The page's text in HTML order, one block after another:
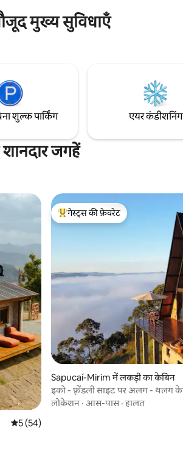
मुख्य सुविधाएँ
शुल्क पार्किंग एयर कंडीशनिंग
जगहें
औसत रेटिंग 5 में से 5, 54 समीक्षाएँ
5 (54)
गेस्ट्स का टॉप फ़ेवरेट
गेस्ट्स की फ़ेवरेट
Sapucaí-Mirim में लकड़ी का केबिन
इको - फ़्रेंडली साइट पर अलग - थलग
लोकेशन · आस-पास·हालत